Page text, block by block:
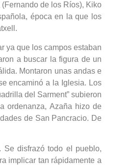
de los Ríos), Kiko
época en la que los
ya que los campos estaban
a buscar la figura de un
Montaron unas andas e
encaminó a la Iglesia. Los
del Sarment” subieron
ordenanza, Azaña hizo de
de San Pancracio. De
Se disfrazó todo el pueblo,
implicar tan rápidamente a